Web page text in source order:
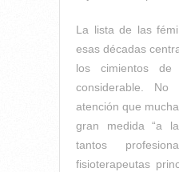
La lista de las
esas décadas
los cimientos
considerable. No
atención que
gran medida “a
tantos
fisioterapeutas